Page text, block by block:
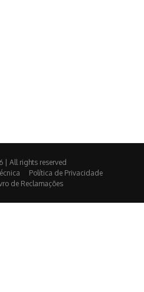
| All rights reserved
Política de Privacidade
de Reclamações